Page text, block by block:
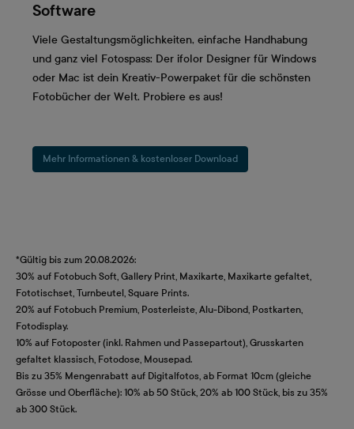
Software
Viele Gestaltungsmöglichkeiten, einfache Handhabung
und ganz viel Fotospass: Der ifolor Designer für Windows
oder Mac ist dein Kreativ-Powerpaket für die schönsten
Fotobücher der Welt. Probiere es aus!
Mehr Informationen & kostenloser Download
*Gültig bis zum 20.08.2026:
30% auf Fotobuch Soft, Gallery Print, Maxikarte, Maxikarte gefaltet,
Fototischset, Turnbeutel, Square Prints.
20% auf Fotobuch Premium, Posterleiste, Alu-Dibond, Postkarten,
Fotodisplay.
10% auf Fotoposter (inkl. Rahmen und Passepartout), Grusskarten
gefaltet klassisch, Fotodose, Mousepad.
Bis zu 35% Mengenrabatt auf Digitalfotos, ab Format 10cm (gleiche
Grösse und Oberfläche): 10% ab 50 Stück, 20% ab 100 Stück, bis zu 35%
ab 300 Stück.